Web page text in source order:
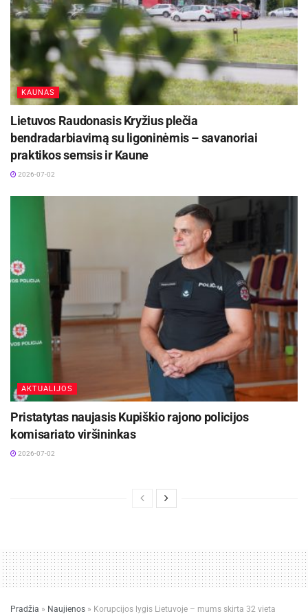
KAUNAS
Lietuvos Raudonasis Kryžius plečia
bendradarbiavimą su ligoninėmis – savanoriai
praktikos semsis ir Kaune
2026-07-02
AKTUALIJOS
Pristatytas naujasis Kupiškio rajono policijos
komisariato viršininkas
2026-07-02
Pradžia » Naujienos » Korupcijos lygis Lietuvoje – mums skirta 32 vieta